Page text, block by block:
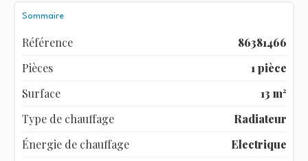
Sommaire
Référence
86381466
Pièces
1 pièce
Surface
13 m²
Type de chauffage
Radiateur
Énergie de chauffage
Electrique